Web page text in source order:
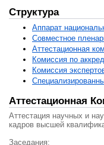
Структура
Аппарат
Совместное
Аттестационная
Комиссия по
Комиссия
Аттестационная
Аттестация научных и
кадров высшей
Заседания: